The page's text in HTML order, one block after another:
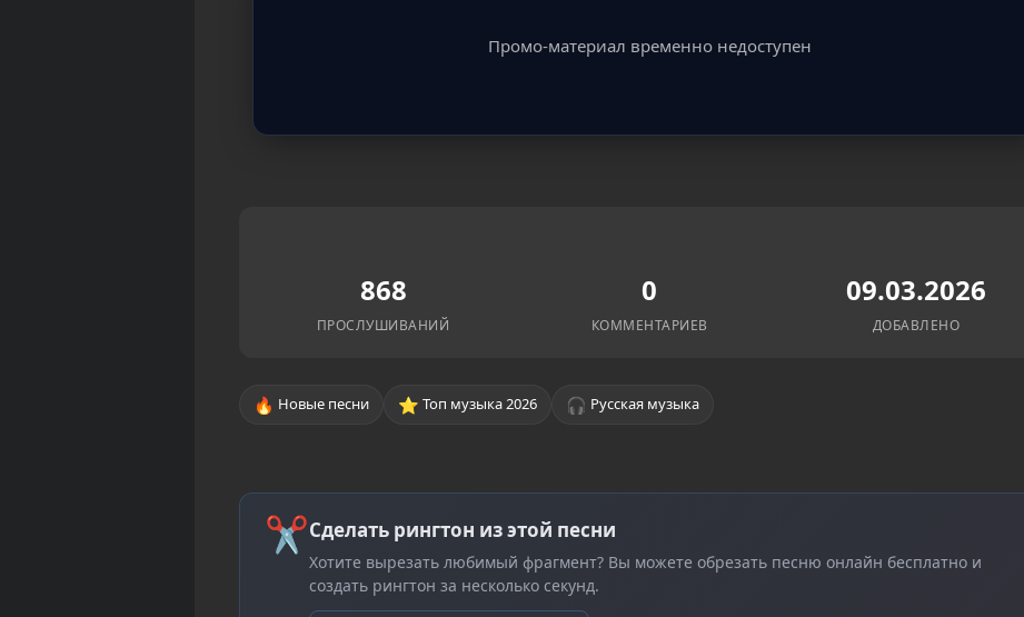
Промо-материал временно недоступен
868
ПРОСЛУШИВАНИЙ
0
КОММЕНТАРИЕВ
09.03.2026
ДОБАВЛЕНО
🔥 Новые песни ⭐ Топ музыка 2026 🎧 Русская музыка
✂Сделать рингтон из этой песни
Хотите вырезать любимый фрагмент? Вы можете обрезать песню онлайн бесплатно и
создать рингтон за несколько секунд.